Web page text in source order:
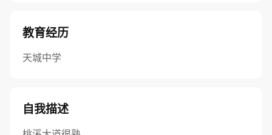
教育经历
天城中学
自我描述